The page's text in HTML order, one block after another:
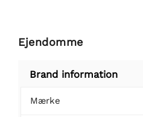
Ejendomme
Brand information
Mærke